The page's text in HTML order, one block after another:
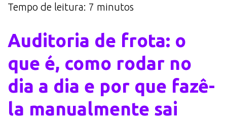
Tempo de leitura: 7 minutos
Auditoria de frota: o
que é, como rodar no
dia a dia e por que fazê-
la manualmente sai